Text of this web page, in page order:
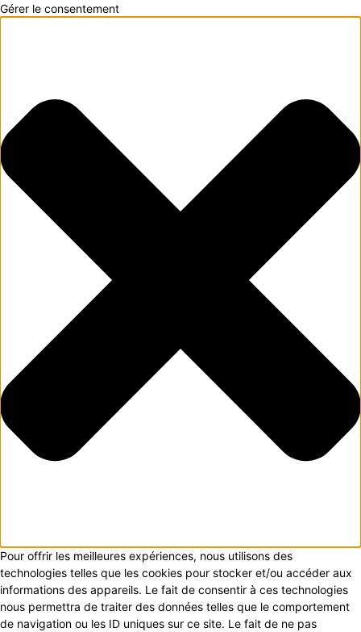
Gérer le consentement
Pour offrir les meilleures expériences, nous utilisons des
technologies telles que les cookies pour stocker et/ou accéder aux
informations des appareils. Le fait de consentir à ces technologies
nous permettra de traiter des données telles que le comportement
de navigation ou les ID uniques sur ce site. Le fait de ne pas